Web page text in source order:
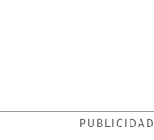
PUBLICIDAD